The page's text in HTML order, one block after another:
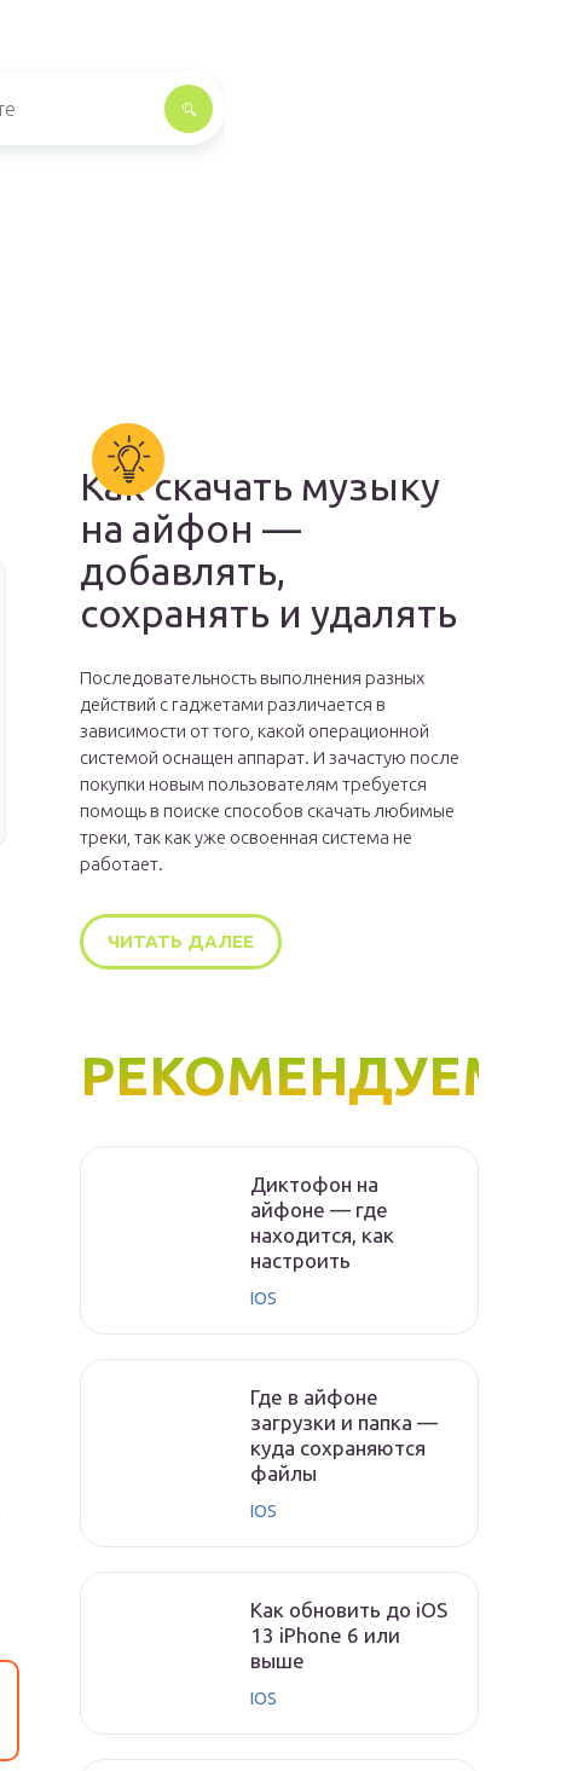
Как скачать музыку
на айфон —
добавлять,
сохранять и удалять
Последовательность выполнения разных
действий с гаджетами различается в
зависимости от того, какой операционной
системой оснащен аппарат. И зачастую после
покупки новым пользователям требуется
помощь в поиске способов скачать любимые
треки, так как уже освоенная система не
работает.
ЧИТАТЬ ДАЛЕЕ
РЕКОМЕНДУЕМ
Диктофон на
айфоне — где
находится, как
настроить
IOS
Где в айфоне
загрузки и папка —
куда сохраняются
файлы
IOS
Как обновить до iOS
13 iPhone 6 или
выше
IOS